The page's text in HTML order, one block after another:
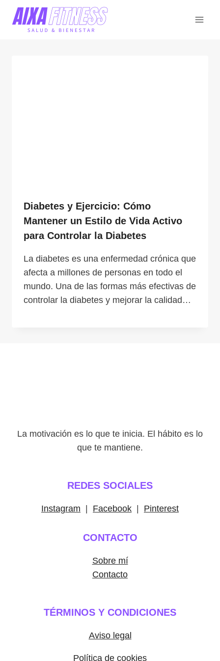
Saltar
contenido
Diabetes y Ejercicio: Cómo
Mantener un Estilo de Vida Activo
para Controlar la Diabetes
La diabetes es una enfermedad crónica que
afecta a millones de personas en todo el
mundo. Una de las formas más efectivas de
controlar la diabetes y mejorar la calidad…
La motivación es lo que te inicia. El hábito es lo
que te mantiene.
REDES SOCIALES
Instagram Facebook Pinterest
CONTACTO
Sobre mí
Contacto
TÉRMINOS Y CONDICIONES
Aviso legal
Política de cookies